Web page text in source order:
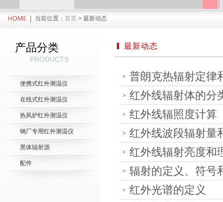
当前位置： 首页 > 最新动态
最新动态
普朗克热辐射定律
红外线辐射体的分
红外线辐照度计算
红外线波段辐射量
红外线辐射亮度和
辐射的定义、符号
红外光谱的定义
产品分类
PRODUCTS
便携式红外测温仪
在线式红外测温仪
热风炉红外测温仪
钢厂专用红外测温仪
黑体辐射源
配件